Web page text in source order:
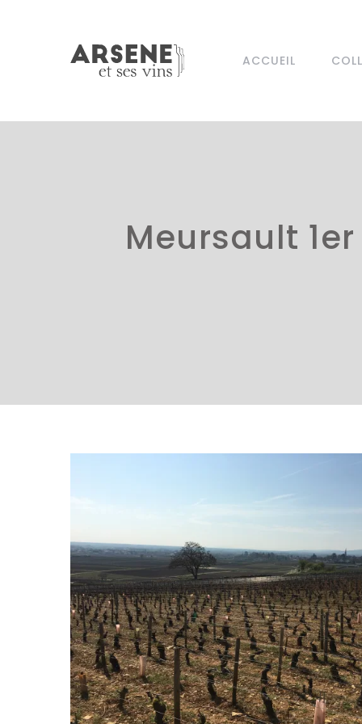
ACCUEIL
Meursault